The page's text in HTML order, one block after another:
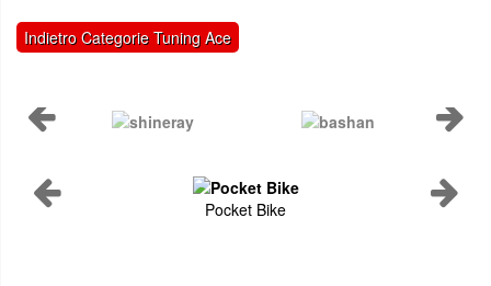
Indietro Categorie Tuning Ace
Pocket Bike